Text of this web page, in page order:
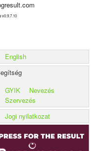
v0.9.7.10
English
GYIK
Nevezés
Szervezés
Jogi nyilatkozat